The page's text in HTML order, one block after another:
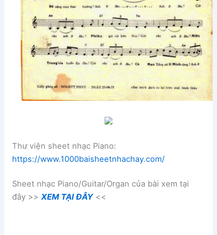
Thư viện sheet nhạc Piano:
https://www.1000baisheetnhachay.com/
Sheet nhạc Piano/Guitar/Organ của bài xem tại
đây >>XEM TẠI ĐÂY<<